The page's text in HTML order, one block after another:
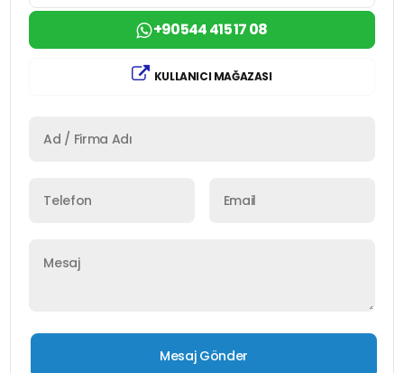
+90544 415 17 08
KULLANICI MAĞAZASI